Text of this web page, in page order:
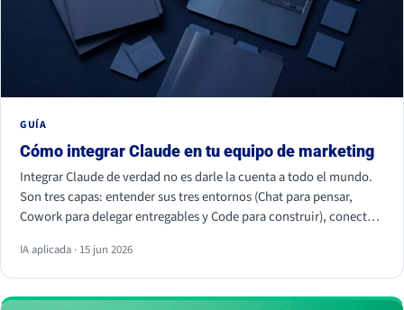
GUÍA
Cómo integrar Claude en tu equipo de marketing
Integrar Claude de verdad no es darle la cuenta a todo el mundo.
Son tres capas: entender sus tres entornos (Chat para pensar,
Cowork para delegar entregables y Code para construir), conectar
para que trabaje con tus datos, y crear Skills que conviertan
vuestra forma de trabajar en algo repetible. La magia no está en el
chat, está en los conectores y los Skills.
IA aplicada · 15 jun 2026